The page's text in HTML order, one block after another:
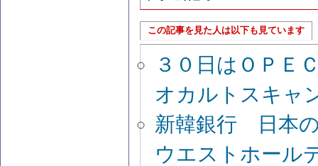
この記事を見た人は以下も見ています
３０日はＯＰ
オカルトスキャ
新韓銀行 日本
ウエストホール